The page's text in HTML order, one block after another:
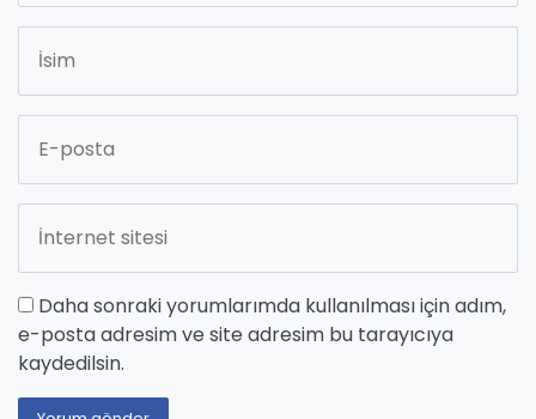
Daha sonraki yorumlarımda kullanılması için adım,
e-posta adresim ve site adresim bu tarayıcıya
kaydedilsin.